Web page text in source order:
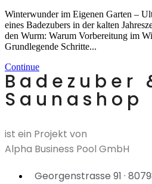
Winterwunder im Eigenen Garten –
eines Badezubers in der kalten
den Wurm: Warum Vorbereitung im
Grundlegende Schritte...
Continue
Badezuber
Saunashop
ist ein Projekt von
Alpha Business Pool GmbH
Georgenstrasse 91 ·